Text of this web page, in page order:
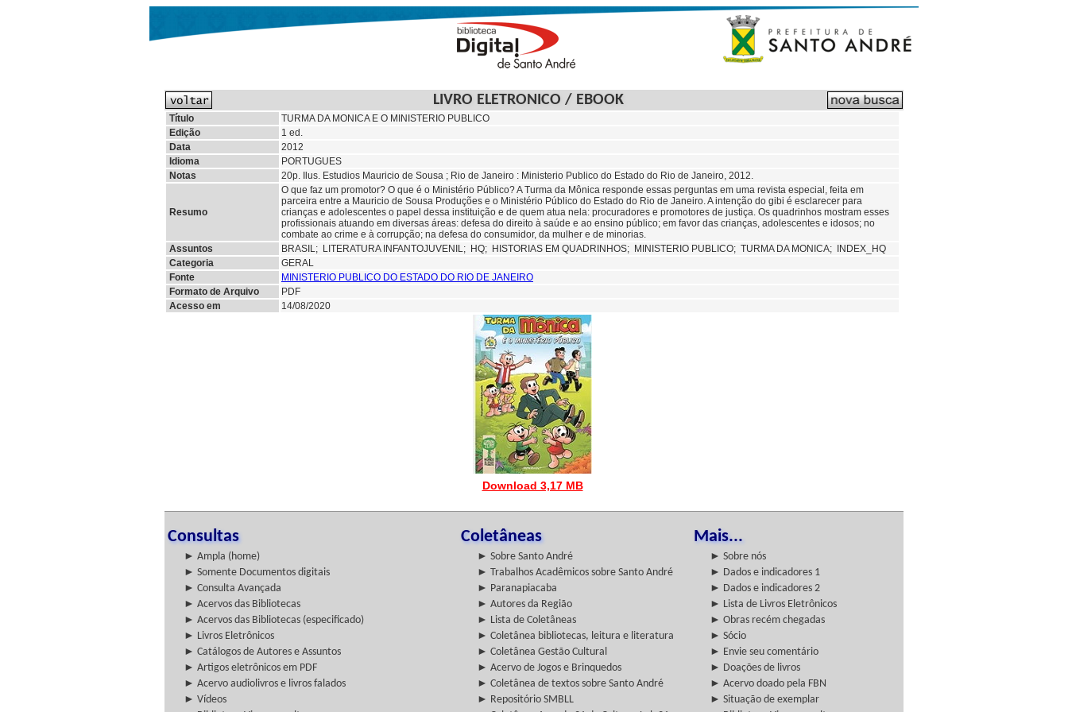
LIVRO ELETRONICO / EBOOK
Título
TURMA DA MONICA E O MINISTERIO PUBLICO
Edição
1 ed.
Data
2012
Idioma
PORTUGUES
Notas
20p. Ilus. Estudios Mauricio de Sousa ; Rio de Janeiro : Ministerio Publico do Estado do Rio de Janeiro, 2012.
Resumo
O que faz um promotor? O que é o Ministério Público? A Turma da Mônica responde essas perguntas em uma revista especial, feita em
parceira entre a Mauricio de Sousa Produções e o Ministério Público do Estado do Rio de Janeiro. A intenção do gibi é esclarecer para
crianças e adolescentes o papel dessa instituição e de quem atua nela: procuradores e promotores de justiça. Os quadrinhos mostram esses
profissionais atuando em diversas áreas: defesa do direito à saúde e ao ensino público; em favor das crianças, adolescentes e idosos; no
combate ao crime e à corrupção; na defesa do consumidor, da mulher e de minorias.
Assuntos
BRASIL; LITERATURA INFANTOJUVENIL; HQ; HISTORIAS EM QUADRINHOS; MINISTERIO PUBLICO; TURMA DA MONICA; INDEX_HQ
Categoria
GERAL
Fonte
MINISTERIO PUBLICO DO ESTADO DO RIO DE JANEIRO
Formato de Arquivo
PDF
Acesso em
14/08/2020
Download 3,17 MB
Consultas Coletâneas Mais...
► Ampla (home) ► Sobre Santo André
► Sobre nós
► Somente Documentos digitais
► Trabalhos Acadêmicos sobre Santo André
► Dados e indicadores 1
► Consulta Avançada
► Paranapiacaba
► Dados e indicadores 2
► Acervos das Bibliotecas
► Autores da Região
► Lista de Livros Eletrônicos
► Acervos das Bibliotecas (especificado)
► Lista de Coletâneas
► Obras recém chegadas
► Livros Eletrônicos
► Coletânea bibliotecas, leitura e literatura
► Sócio
► Catálogos de Autores e Assuntos
► Coletânea Gestão Cultural
► Envie seu comentário
► Artigos eletrônicos em PDF
► Acervo de Jogos e Brinquedos
► Doações de livros
► Acervo audiolivros e livros falados
► Coletânea de textos sobre Santo André
► Acervo doado pela FBN
► Vídeos
► Repositório SMBLL
► Situação de exemplar